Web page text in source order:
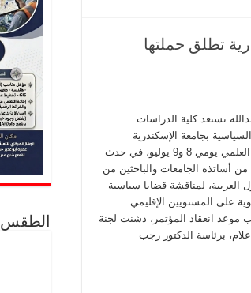
تطلق حملتها
تستعد كلية الدراسات
السياسية بجامعة الإسكندرية
لاستضافة مؤتمرها العلمي يومي 8 و9 يوليو، في حدث
من أساتذة الجامعات والباحثين من
لمناقشة قضايا سياسية
على المستويين الإقليمي
موعد انعقاد المؤتمر، دشنت لجنة
برئاسة الدكتور رجب
الطقس